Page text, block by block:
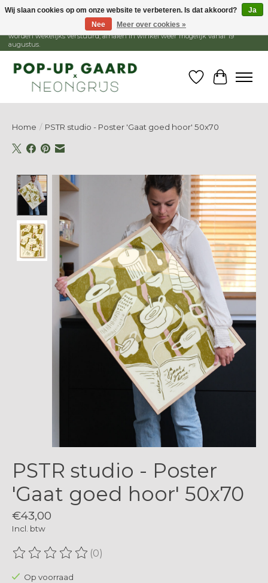
1 - 15 augustus is de winkel gesloten, webshop blijft open. Bestellingen
worden wekelijks verstuurd, afhalen in winkel weer mogelijk vanaf 19
augustus.
Verlanglijst
Home / PSTR studio - Poster 'Gaat goed hoor' 50x70
Product image slideshow Items
PSTR studio - Poster
'Gaat goed hoor' 50x70
€43,00
Incl. btw
De beoordeling van dit product is
(0)
Op voorraad
Wij slaan cookies op om onze website te verbeteren. Is dat akkoord?
Ja
Nee
Meer over cookies »